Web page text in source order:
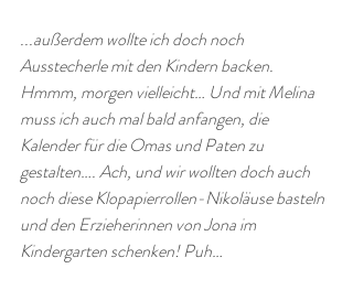
...außerdem wollte ich doch noch
Ausstecherle mit den Kindern backen.
Hmmm, morgen vielleicht… Und mit Melina
muss ich auch mal bald anfangen, die
Kalender für die Omas und Paten zu
gestalten…. Ach, und wir wollten doch auch
noch diese Klopapierrollen-Nikoläuse basteln
und den Erzieherinnen von Jona im
Kindergarten schenken! Puh…